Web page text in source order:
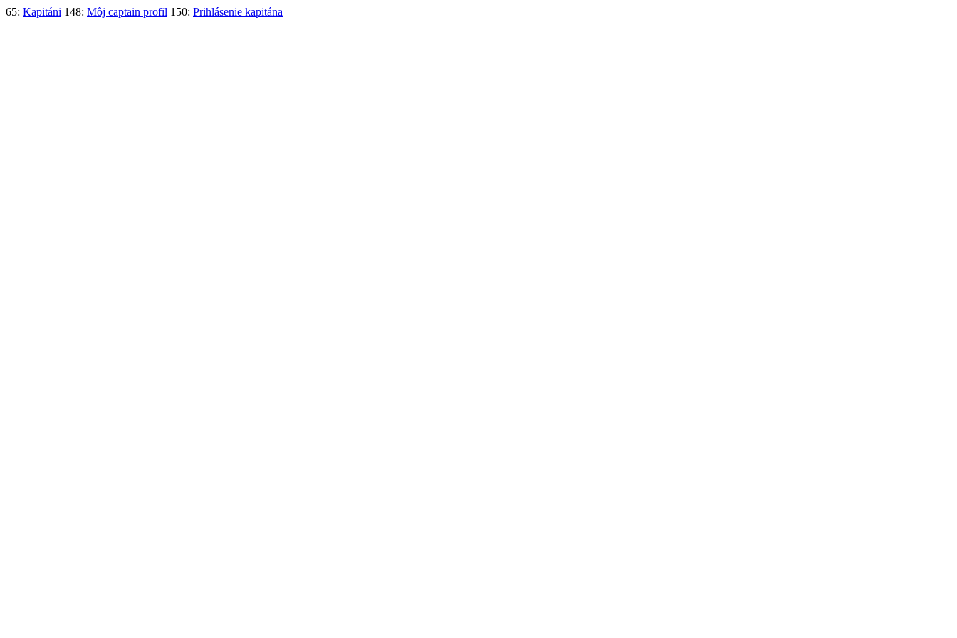
65: Kapitáni 148: Môj captain profil 150: Prihlásenie kapitána